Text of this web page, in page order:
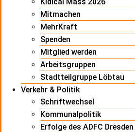
Mitmachen
MehrKraft
Spenden
Mitglied werden
Arbeitsgruppen
Stadtteilgruppe Löbtau
Verkehr & Politik
Schriftwechsel
Kommunalpolitik
Erfolge des ADFC Dresden